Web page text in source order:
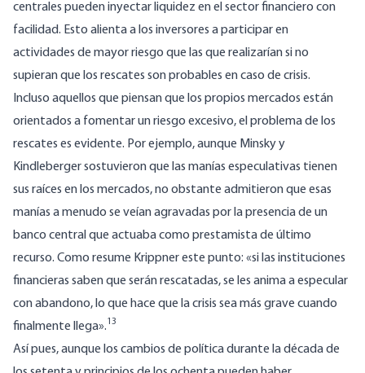
centrales pueden inyectar liquidez en el sector financiero con
facilidad. Esto alienta a los inversores a participar en
actividades de mayor riesgo que las que realizarían si no
supieran que los rescates son probables en caso de crisis.
Incluso aquellos que piensan que los propios mercados están
orientados a fomentar un riesgo excesivo, el problema de los
rescates es evidente. Por ejemplo, aunque Minsky y
Kindleberger sostuvieron que las manías especulativas tienen
sus raíces en los mercados, no obstante admitieron que esas
manías a menudo se veían agravadas por la presencia de un
banco central que actuaba como prestamista de último
recurso. Como resume Krippner este punto: «si las instituciones
financieras saben que serán rescatadas, se les anima a especular
con abandono, lo que hace que la crisis sea más grave cuando
finalmente llega».13
Así pues, aunque los cambios de política durante la década de